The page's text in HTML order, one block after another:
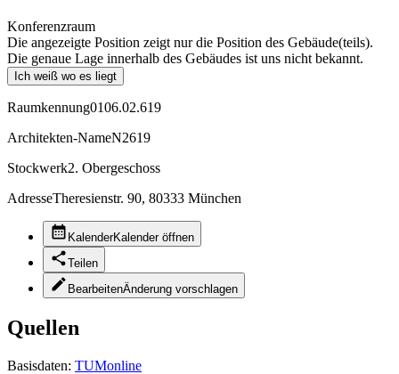
Konferenzraum
Die angezeigte Position zeigt nur die Position des Gebäude(teils).
Die genaue Lage innerhalb des Gebäudes ist uns nicht bekannt.
Ich weiß wo es liegt
Raumkennung0106.02.619
Architekten-NameN2619
Stockwerk2. Obergeschoss
AdresseTheresienstr. 90, 80333 München
KalenderKalender öffnen
Teilen
BearbeitenÄnderung vorschlagen
Quellen
Basisdaten: TUMonline